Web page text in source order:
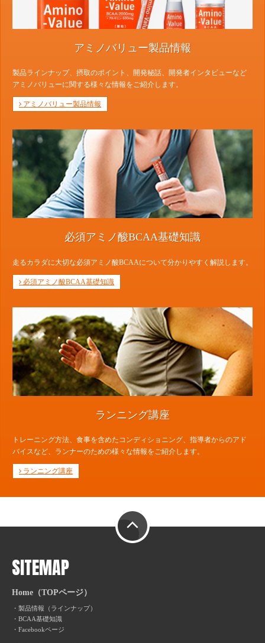
アミノバリュー製品情報
製品ラインナップ、摂取のポイント、開発秘話、開発者インタビューなど
アミノバリューに関する様々な情報をご紹介します。
アミノバリュー製品情報
必須アミノ酸BCAA基礎知識
走るカラダに大切な必須アミノ酸BCAAについて分かりやすく解説します。
必須アミノ酸BCAA基礎知識
ランニング講座
トレーニング方法、食事を含めたコンディショニング、指導者からのアド
バイスなど、ランナーのための様々な情報をご紹介します。
ランニング講座
SITEMAP
Home（TOPページ）
製品情報（ラインナップ）
BCAA基礎知識
Facebookページ